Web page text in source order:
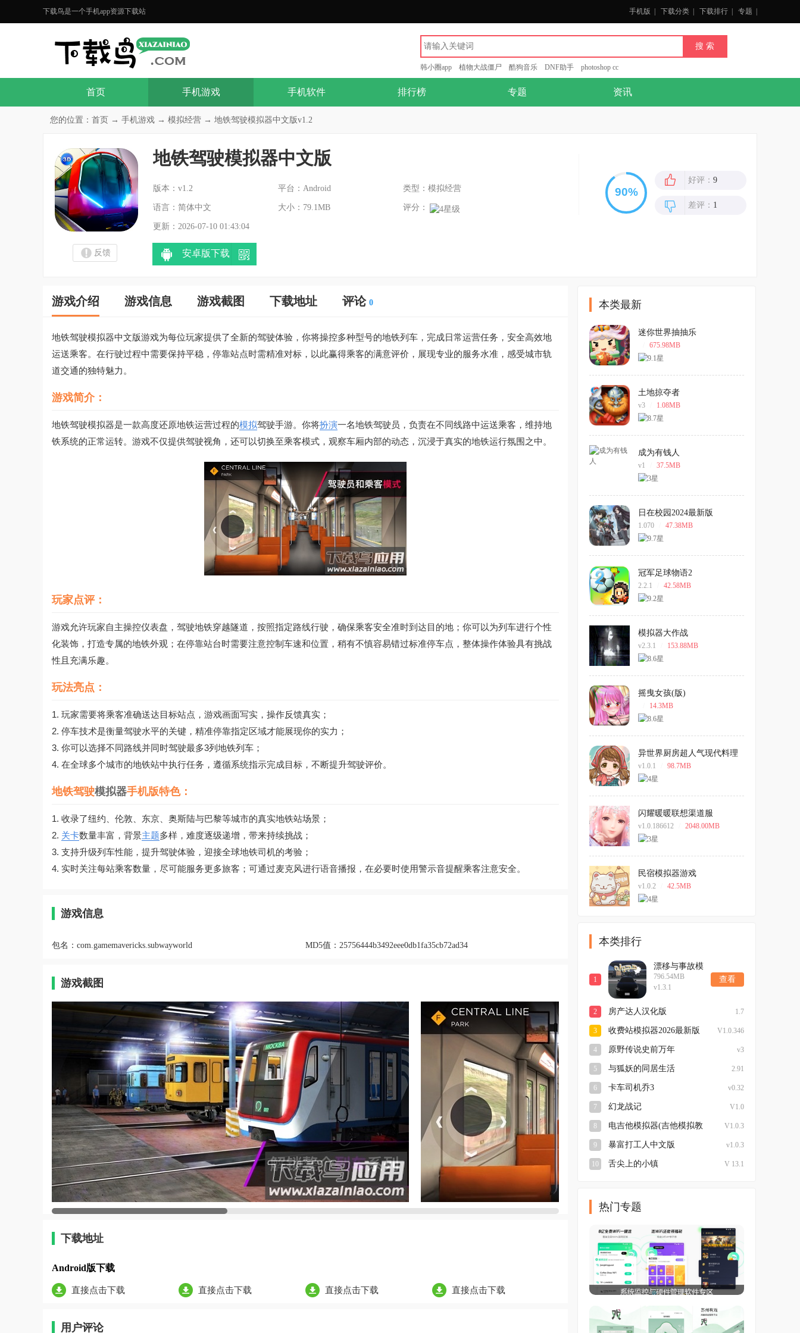
下载鸟是一个手机app资源下载站 手机版 下载分类 下载排行 专题
韩小圈app 植物大战僵尸 酷狗音乐 DNF助手 photoshop cc
首页 手机游戏 手机软件 排行榜 专题 资讯
您的位置： 首页 → 手机游戏 → 模拟经营 → 地铁驾驶模拟器中文版v1.2
地铁驾驶模拟器中文版
版本：v1.2 平台：Android 类型：模拟经营
语言：简体中文 大小：79.1MB 评分：
更新：2026-07-10 01:43:04
反馈 安卓版下载
好评： 9
差评： 1
游戏介绍 游戏信息 游戏截图 下载地址 评论 0
地铁驾驶模拟器中文版游戏为每位玩家提供了全新的驾驶体验，你将操控多种型号的地铁列车，完成日常运营任务，安全高效地
运送乘客。在行驶过程中需要保持平稳，停靠站点时需精准对标，以此赢得乘客的满意评价，展现专业的服务水准，感受城市轨
道交通的独特魅力。
游戏简介：
地铁驾驶模拟器是一款高度还原地铁运营过程的模拟驾驶手游。你将扮演一名地铁驾驶员，负责在不同线路中运送乘客，维持地
铁系统的正常运转。游戏不仅提供驾驶视角，还可以切换至乘客模式，观察车厢内部的动态，沉浸于真实的地铁运行氛围之中。
玩家点评：
游戏允许玩家自主操控仪表盘，驾驶地铁穿越隧道，按照指定路线行驶，确保乘客安全准时到达目的地；你可以为列车进行个性
化装饰，打造专属的地铁外观；在停靠站台时需要注意控制车速和位置，稍有不慎容易错过标准停车点，整体操作体验具有挑战
性且充满乐趣。
玩法亮点：
1. 玩家需要将乘客准确送达目标站点，游戏画面写实，操作反馈真实；
2. 停车技术是衡量驾驶水平的关键，精准停靠指定区域才能展现你的实力；
3. 你可以选择不同路线并同时驾驶最多3列地铁列车；
4. 在全球多个城市的地铁站中执行任务，遵循系统指示完成目标，不断提升驾驶评价。
地铁驾驶模拟器手机版特色：
1. 收录了纽约、伦敦、东京、奥斯陆与巴黎等城市的真实地铁站场景；
2. 关卡数量丰富，背景主题多样，难度逐级递增，带来持续挑战；
3. 支持升级列车性能，提升驾驶体验，迎接全球地铁司机的考验；
4. 实时关注每站乘客数量，尽可能服务更多旅客；可通过麦克风进行语音播报，在必要时使用警示音提醒乘客注意安全。
游戏信息
包名： com.gamemavericks.subwayworld MD5值： 25756444b3492eee0db1fa35cb72ad34
游戏截图
下载地址
Android版下载
直接点击下载 直接点击下载 直接点击下载 直接点击下载
用户评论
本类最新
迷你世界抽抽乐
675.98MB
土地掠夺者
v3 1.08MB
成为有钱人
v1 37.5MB
日在校园2024最新版
1.070 47.38MB
冠军足球物语2
2.2.1 42.58MB
模拟器大作战
v2.3.1 153.88MB
摇曳女孩(版)
14.3MB
异世界厨房超人气现代料理
店游戏
v1.0.1 98.7MB
闪耀暖暖联想渠道服
v1.0.186612 2048.00MB
民宿模拟器游戏
v1.0.2 42.5MB
本类排行
1
漂移与事故模
拟器2026手机
版
796.54MB
v1.3.1
查看
2 房产达人汉化版 1.7
3 收费站模拟器2026最新版 V1.0.346
4 原野传说史前万年 v3
5 与狐妖的同居生活 2.91
6 卡车司机乔3 v0.32
7 幻龙战记 V1.0
8
电吉他模拟器(吉他模拟教
V1.0.3
9 暴富打工人中文版 v1.0.3
10 舌尖上的小镇 V 13.1
热门专题